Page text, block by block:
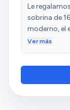
Le
sobrina de
moderno, el
iluminación
su
Ver más